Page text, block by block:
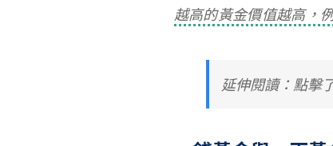
越高的黃金價值越高，
延伸閱讀：點擊